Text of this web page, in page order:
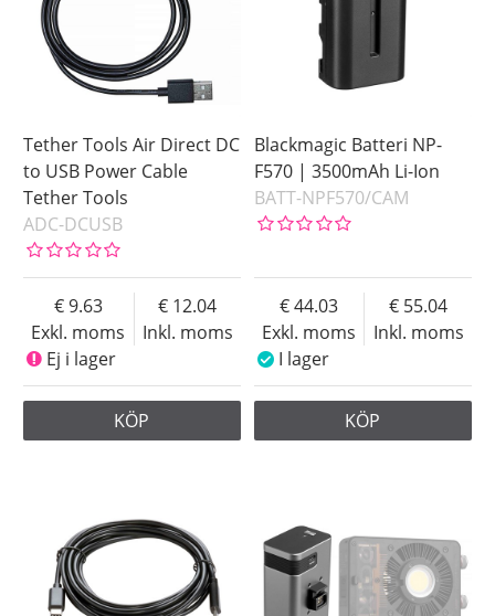
Pris
NANLITE
Nitecore
Phottix
PMI
SmallRig
Tether Tools
Tilta
Zhiyun
Tether Tools Air Direct DC
to USB Power Cable
Tether Tools
ADC-DCUSB
Exkl. moms
9.63
Inkl. moms
12.04
Ej i lager
KÖP
Blackmagic Batteri NP-
F570 | 3500mAh Li-Ion
BATT-NPF570/CAM
Exkl. moms
44.03
Inkl. moms
55.04
I lager
KÖP